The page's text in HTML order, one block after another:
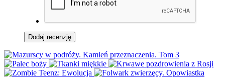
Dodaj recenzję